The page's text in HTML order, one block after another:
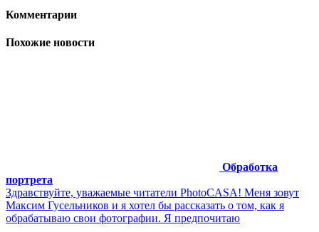
Комментарии
Похожие новости
Обработка
портрета
Здравствуйте, уважаемые читатели PhotoCASA! Меня зовут
Максим Гусельников и я хотел бы рассказать о том, как я
обрабатываю свои фотографии. Я предпочитаю